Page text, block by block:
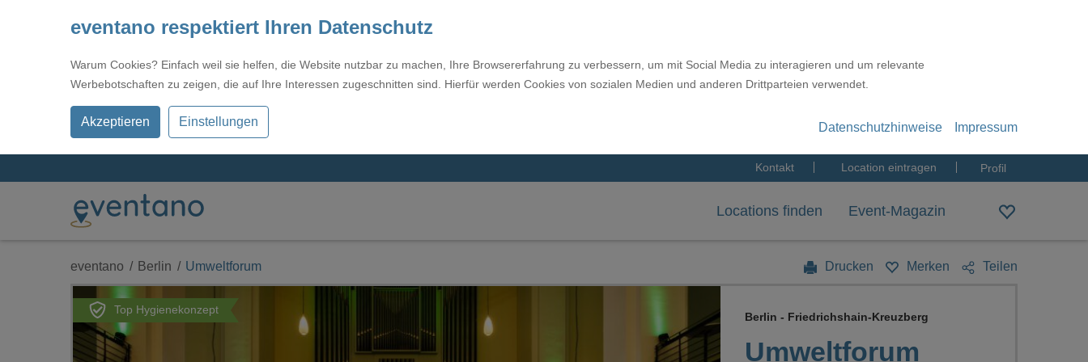
eventano respektiert Ihren Datenschutz
Warum Cookies? Einfach weil sie helfen, die Website nutzbar zu machen, Ihre Browsererfahrung zu verbessern, um mit Social Media zu interagieren und um relevante
Werbebotschaften zu zeigen, die auf Ihre Interessen zugeschnitten sind. Hierfür werden Cookies von sozialen Medien und anderen Drittparteien verwendet.
Akzeptieren Einstellungen Datenschutzhinweise Impressum
Kontakt Location eintragen Profil
Locations finden Event-Magazin
eventano Berlin Umweltforum Drucken Merken Teilen
Top Hygienekonzept
Umweltforum
Berlin - Friedrichshain-Kreuzberg